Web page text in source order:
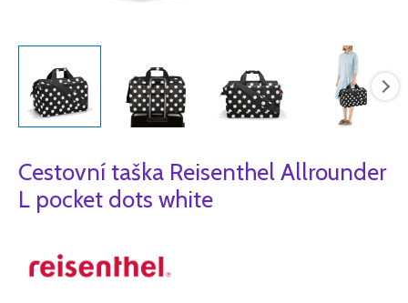
Cestovní taška Reisenthel Allrounder
L pocket dots white